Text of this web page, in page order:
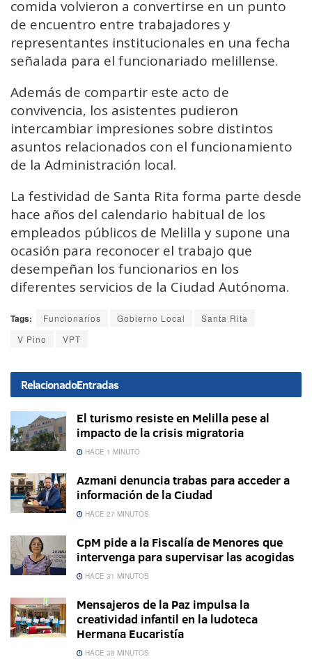
comida volvieron a convertirse en un punto
de encuentro entre trabajadores y
representantes institucionales en una fecha
señalada para el funcionariado melillense.
Además de compartir este acto de
convivencia, los asistentes pudieron
intercambiar impresiones sobre distintos
asuntos relacionados con el funcionamiento
de la Administración local.
La festividad de Santa Rita forma parte desde
hace años del calendario habitual de los
empleados públicos de Melilla y supone una
ocasión para reconocer el trabajo que
desempeñan los funcionarios en los
diferentes servicios de la Ciudad Autónoma.
Tags: Funcionarios Gobierno Local
Santa Rita
V Pino
VPT
RelacionadoEntradas
El turismo resiste en Melilla pese al
impacto de la crisis migratoria
HACE 1 MINUTO
Azmani denuncia trabas para acceder a
información de la Ciudad
HACE 27 MINUTOS
CpM pide a la Fiscalía de Menores que
intervenga para supervisar las acogidas
HACE 31 MINUTOS
Mensajeros de la Paz impulsa la
creatividad infantil en la ludoteca
Hermana Eucaristía
HACE 38 MINUTOS